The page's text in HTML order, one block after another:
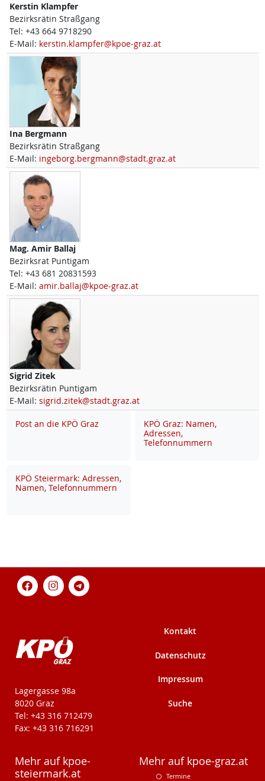
Kerstin Klampfer
Bezirksrätin Straßgang
Tel: +43 664 9718290
E-Mail: kerstin.klampfer@kpoe-graz.at
Ina Bergmann
Bezirksrätin Straßgang
E-Mail: ingeborg.bergmann@stadt.graz.at
Mag. Amir Ballaj
Bezirksrat Puntigam
Tel: +43 681 20831593
E-Mail: amir.ballaj@kpoe-graz.at
Sigrid Zitek
Bezirksrätin Puntigam
E-Mail: sigrid.zitek@stadt.graz.at
Post an die KPÖ Graz
KPÖ Graz: Namen,
Adressen,
Telefonnummern
KPÖ Steiermark: Adressen,
Namen, Telefonnummern
KPÖ-Steiermark
Lagergasse 98a
8020 Graz
Tel: +43 316 712479
Fax: +43 316 716291
Kontakt
Datenschutz
Impressum
Suche
Mehr auf kpoe-
steiermark.at
Mehr auf kpoe-graz.at
Termine